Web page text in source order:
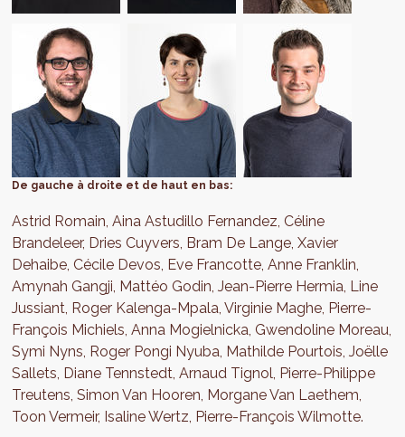
De gauche à droite et de haut en bas:
Astrid Romain, Aina Astudillo Fernandez, Céline
Brandeleer, Dries Cuyvers, Bram De Lange, Xavier
Dehaibe, Cécile Devos, Eve Francotte, Anne Franklin,
Amynah Gangji, Mattéo Godin, Jean-Pierre Hermia, Line
Jussiant, Roger Kalenga-Mpala, Virginie Maghe, Pierre-
François Michiels, Anna Mogielnicka, Gwendoline Moreau,
Symi Nyns, Roger Pongi Nyuba, Mathilde Pourtois, Joëlle
Sallets, Diane Tennstedt, Arnaud Tignol, Pierre-Philippe
Treutens, Simon Van Hooren, Morgane Van Laethem,
Toon Vermeir, Isaline Wertz, Pierre-François Wilmotte.